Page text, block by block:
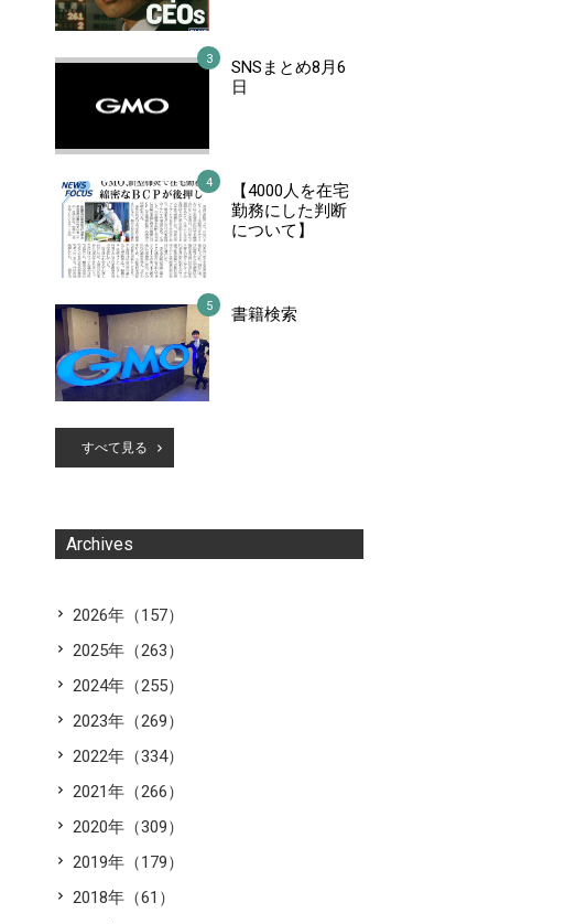
SNSまとめ8月6
日
【4000人を在宅
勤務にした判断
について】
書籍検索
すべて見る
Archives
2026年（157）
2025年（263）
2024年（255）
2023年（269）
2022年（334）
2021年（266）
2020年（309）
2019年（179）
2018年（61）